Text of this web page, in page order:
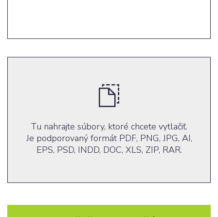
Tu nahrajte súbory, ktoré chcete vytlačiť.
Je podporovaný formát PDF, PNG, JPG, AI,
EPS, PSD, INDD, DOC, XLS, ZIP, RAR.